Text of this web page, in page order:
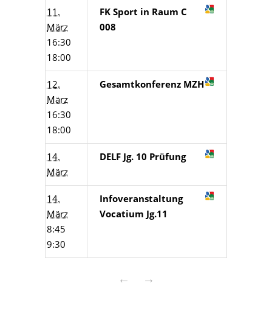
11.
März
16:30
18:00
FK Sport in Raum C
008
12.
März
16:30
18:00
Gesamtkonferenz MZH
14.
März
DELF Jg. 10 Prüfung
14.
März
8:45
9:30
Infoveranstaltung
Vocatium Jg.11
← →